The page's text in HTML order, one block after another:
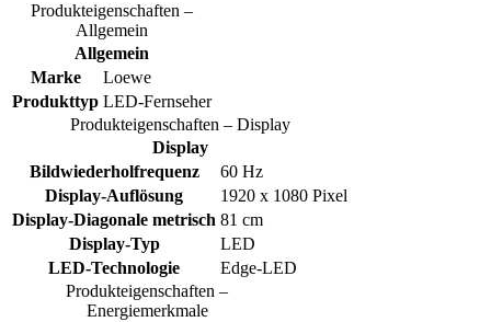
Produkteigenschaften –
Allgemein
Allgemein
Marke
Loewe
Produkttyp LED-Fernseher
Produkteigenschaften – Display
Display
Bildwiederholfrequenz
60 Hz
Display-Auflösung
1920 x 1080 Pixel
Display-Diagonale metrisch 81 cm
Display-Typ
LED
LED-Technologie
Edge-LED
Produkteigenschaften –
Energiemerkmale